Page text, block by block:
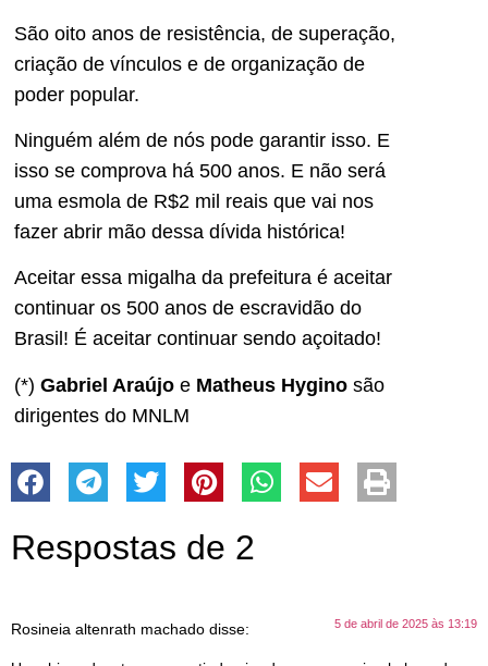
São oito anos de resistência, de superação,
criação de vínculos e de organização de
poder popular.
Ninguém além de nós pode garantir isso. E
isso se comprova há 500 anos. E não será
uma esmola de R$2 mil reais que vai nos
fazer abrir mão dessa dívida histórica!
Aceitar essa migalha da prefeitura é aceitar
continuar os 500 anos de escravidão do
Brasil! É aceitar continuar sendo açoitado!
(*) Gabriel Araújo e Matheus Hygino são
dirigentes do MNLM
Respostas de 2
Rosineia altenrath machado disse: 5 de abril de 2025 às 13:19